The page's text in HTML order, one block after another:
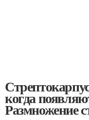
когда
Размножение